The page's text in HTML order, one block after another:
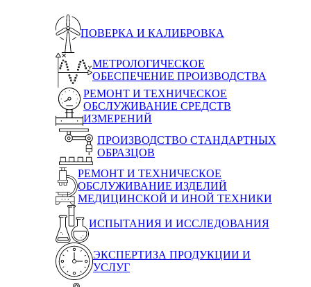
ПОВЕРКА И КАЛИБРОВКА
МЕТРОЛОГИЧЕСКОЕ
ОБЕСПЕЧЕНИЕ ПРОИЗВОДСТВА
РЕМОНТ И ТЕХНИЧЕСКОЕ
ОБСЛУЖИВАНИЕ СРЕДСТВ
ИЗМЕРЕНИЙ
ПРОИЗВОДСТВО СТАНДАРТНЫХ
ОБРАЗЦОВ
РЕМОНТ И ТЕХНИЧЕСКОЕ
ОБСЛУЖИВАНИЕ ИЗДЕЛИЙ
МЕДИЦИНСКОЙ И ИНОЙ ТЕХНИКИ
ИСПЫТАНИЯ И ИССЛЕДОВАНИЯ
ЭКСПЕРТИЗА ПРОДУКЦИИ И
УСЛУГ